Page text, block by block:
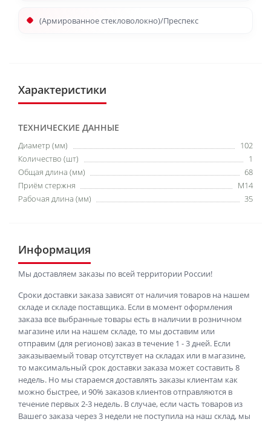
(Армированное стекловолокно)/Преспекс
Характеристики
ТЕХНИЧЕСКИЕ ДАННЫЕ
Диаметр (мм)
102
Количество (шт)
1
Общая длина (мм)
68
Приём стержня
M14
Рабочая длина (мм)
35
Информация
Мы доставляем заказы по всей территории России!
Сроки доставки заказа зависят от наличия товаров на нашем
складе и складе поставщика. Если в момент оформления
заказа все выбранные товары есть в наличии в розничном
магазине или на нашем складе, то мы доставим или
отправим (для регионов) заказ в течение 1 - 3 дней. Если
заказываемый товар отсутствует на складах или в магазине,
то максимальный срок доставки заказа может составить 8
недель. Но мы стараемся доставлять заказы клиентам как
можно быстрее, и 90% заказов клиентов отправляются в
течение первых 2-3 недель. В случае, если часть товаров из
Вашего заказа через 3 недели не поступила на наш склад, мы